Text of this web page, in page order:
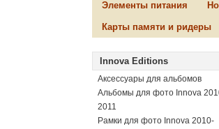
Элементы питания
Карты памяти и ридеры
Innova Editions
Аксессуары для альбомов
Альбомы для фото Innova
2011
Рамки для фото Innova 2010-